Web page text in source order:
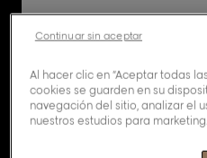
Al hacer clic en “Aceptar todas
cookies se guarden en su
navegación del sitio, analizar el
nuestros estudios para marketing.
Continuar sin aceptar